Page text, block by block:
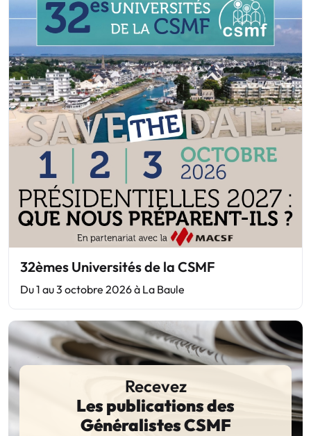
32èmes Universités de la CSMF
Du 1 au 3 octobre 2026 à La Baule
Recevez
Les publications des
Généralistes CSMF